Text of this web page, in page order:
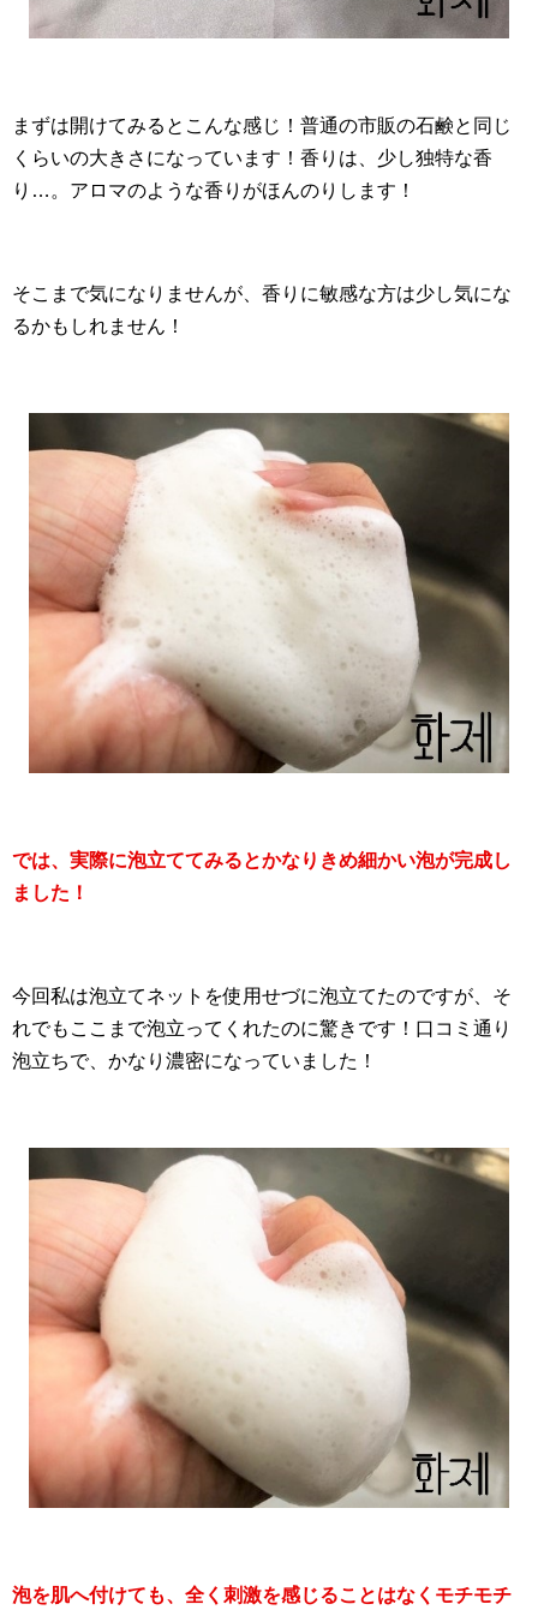
まずは開けてみるとこんな感じ！普通の市販の石鹸と同じ
くらいの大きさになっています！香りは、少し独特な香
り…。アロマのような香りがほんのりします！
そこまで気になりませんが、香りに敏感な方は少し気にな
るかもしれません！
では、実際に泡立ててみるとかなりきめ細かい泡が完成し
ました！
今回私は泡立てネットを使用せづに泡立てたのですが、そ
れでもここまで泡立ってくれたのに驚きです！口コミ通り
泡立ちで、かなり濃密になっていました！
泡を肌へ付けても、全く刺激を感じることはなくモチモチ